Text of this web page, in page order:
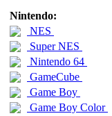
Nintendo:
NES
Super NES
Nintendo 64
GameCube
Game Boy
Game Boy Color